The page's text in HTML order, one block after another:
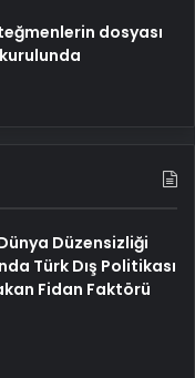
dosyası
Düzensizliği
Türk Dış Politikası
Fidan Faktörü